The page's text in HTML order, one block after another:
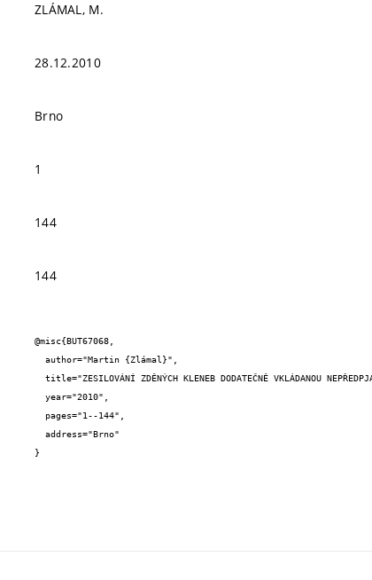
ZLÁMAL, M.
28.12.2010
Brno
1
144
144
@misc{BUT67068,
}